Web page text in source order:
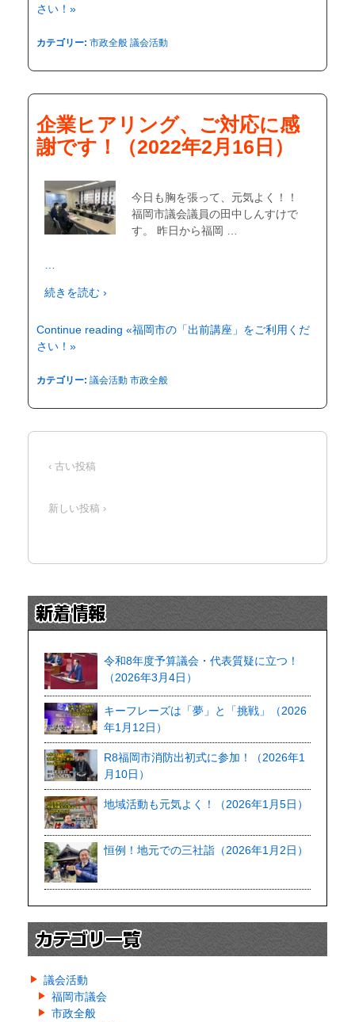
さい！»
カテゴリー: 市政全般 議会活動
企業ヒアリング、ご対応に感
謝です！（2022年2月16日）
今日も胸を張って、元気よく！！
福岡市議会議員の田中しんすけで
す。 昨日から福岡 …
続きを読む ›
Continue reading «福岡市の「出前講座」をご利用くだ
さい！»
カテゴリー: 議会活動 市政全般
‹ 古い投稿
新しい投稿 ›
令和8年度予算議会・代表質疑に立つ！
（2026年3月4日）
キーフレーズは「夢」と「挑戦」（2026
年1月12日）
R8福岡市消防出初式に参加！（2026年1
月10日）
地域活動も元気よく！（2026年1月5日）
恒例！地元での三社詣（2026年1月2日）
議会活動
福岡市議会
市政全般